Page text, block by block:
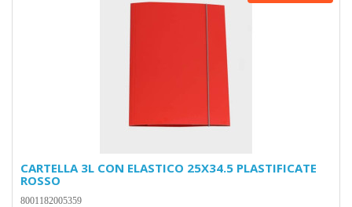
CARTELLA 3L CON ELASTICO 25X34.5 PLASTIFICATE
ROSSO
8001182005359